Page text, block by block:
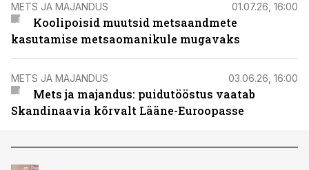
METS JA MAJANDUS 01.07.26, 16:00
Koolipoisid muutsid metsaandmete
kasutamise metsaomanikule mugavaks
METS JA MAJANDUS 03.06.26, 16:00
Mets ja majandus: puidutööstus vaatab
Skandinaavia kõrvalt Lääne-Euroopasse